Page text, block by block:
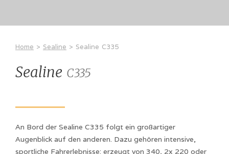
Home > Sealine > Sealine C335
Sealine C335
An Bord der Sealine C335 folgt ein großartiger
Augenblick auf den anderen. Dazu gehören intensive,
sportliche Fahrerlebnisse: erzeugt von 340, 2x 220 oder